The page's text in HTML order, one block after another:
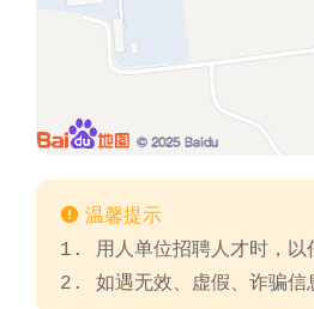
 温馨提示
1. 用人单位招聘人才时，以
2. 如遇无效、虚假、诈骗信